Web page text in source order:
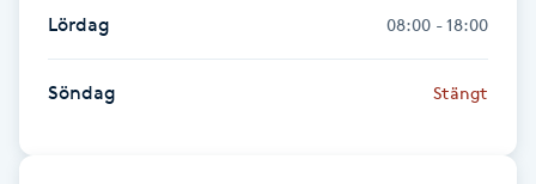
Fransförlängning Megavolym
Fransk manikyr
Lördag 08:00 - 18:00
Söndag Stängt